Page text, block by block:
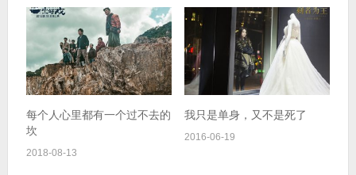
每个人心里都有一个过不去的
坎
2018-08-13
我只是单身，又不是死了
2016-06-19